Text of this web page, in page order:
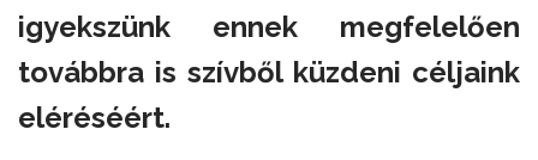
igyekszünk ennek megfelelően
továbbra is szívből küzdeni céljaink
eléréséért.